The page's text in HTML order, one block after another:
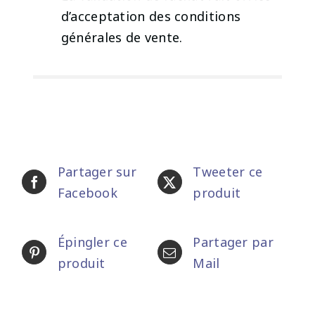
d’acceptation des conditions
générales de vente.
Partager sur
Facebook
Tweeter ce
produit
Épingler ce
produit
Partager par
Mail